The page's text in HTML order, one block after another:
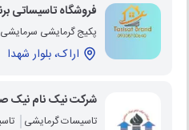
فروشگاه تاسیساتی
پکیج گرمایشی سرمایشی
اراک، بلوار شهدا
شرکت نیک نام نیک
تاسیسات گرمایشی